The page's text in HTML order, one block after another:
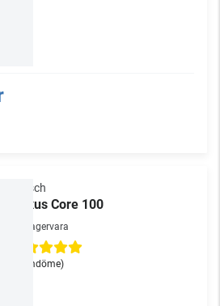
Klipsch
Flexus Core 100
Lagervara
omdöme)